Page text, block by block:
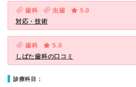
歯科 虫歯
5.0
対応・技術
歯科
5.0
しばた歯科の口コミ
診療科目：